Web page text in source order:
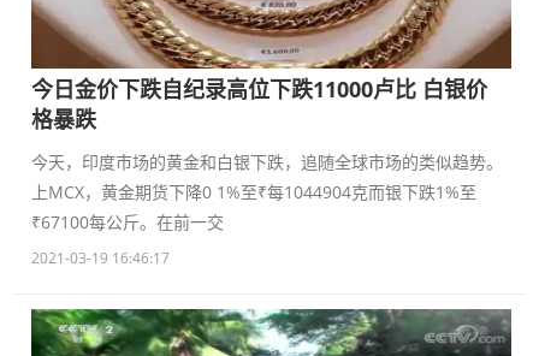
今日金价下跌自纪录高位下跌11000卢比 白银价
格暴跌
今天，印度市场的黄金和白银下跌，追随全球市场的类似趋势。
上MCX，黄金期货下降0 1%至₹每1044904克而银下跌1%至
₹67100每公斤。在前一交
2021-03-19 16:46:17